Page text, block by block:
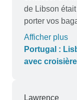
de Libson
porter vos
sans main
ascenseur à
l'ascenseur
de 6 pieds au-
Afficher plus
Portugal :
avec
Lawrence